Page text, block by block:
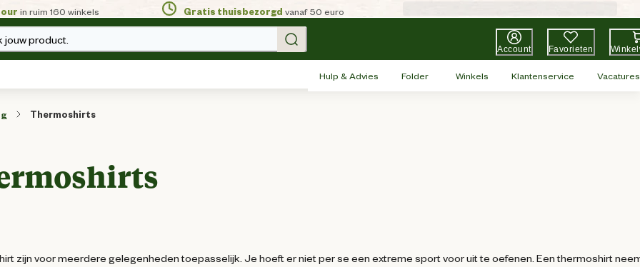
in ruim 160 winkels Gratis thuisbezorgd vanaf 50 euro
jouw product.
Account Favorieten
Hulp & Advies Folder Winkels Klantenservice Vacatures
Thermoshirts
zijn voor meerdere gelegenheden toepasselijk. Je hoeft er niet per se een extreme sport voor uit te oefenen. Een thermoshirt